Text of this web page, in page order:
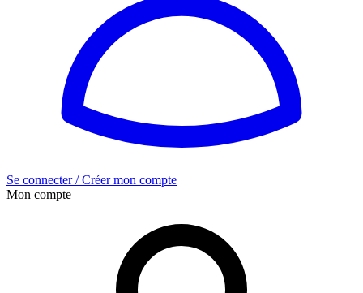
Se connecter / Créer mon compte
Mon compte